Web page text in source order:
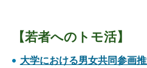
【若者へのトモ活】
大学における男女共同参画